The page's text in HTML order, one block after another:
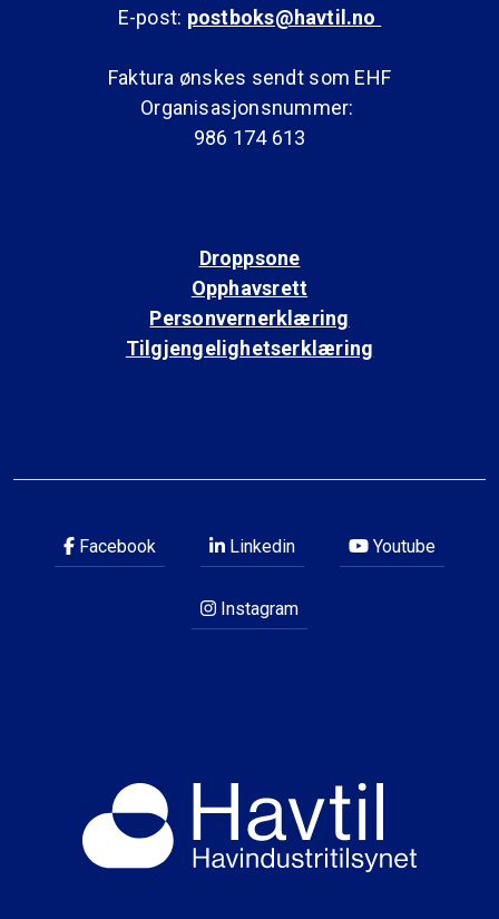
E-post: postboks@havtil.no
Faktura ønskes sendt som EHF
Organisasjonsnummer:
986 174 613
Droppsone
Opphavsrett
Personvernerklæring
Tilgjengelighetserklæring
Facebook Linkedin Youtube
Instagram